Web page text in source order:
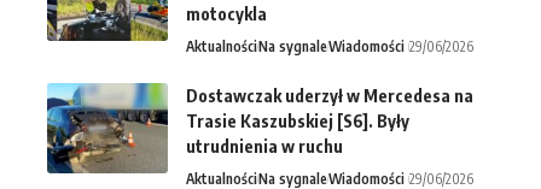
motocykla
AktualnościNa sygnaleWiadomości 29/06/2026
Dostawczak uderzył w Mercedesa na
Trasie Kaszubskiej [S6]. Były
utrudnienia w ruchu
AktualnościNa sygnaleWiadomości 29/06/2026